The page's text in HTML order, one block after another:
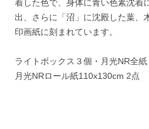
着した色で、身体に青い色素沈着
出、さらに「沼」に沈殿した葉、
印画紙に刻まれています。
ライトボックス３個・月光NR全紙
月光NRロール紙110x130cm 2点